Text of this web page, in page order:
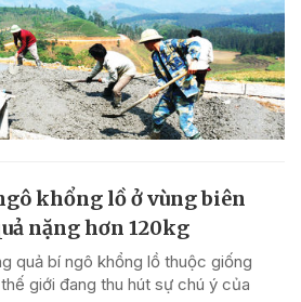
khổng lồ ở vùng biên
nặng hơn 120kg
quả bí ngô khổng lồ thuộc giống
giới đang thu hút sự chú ý của